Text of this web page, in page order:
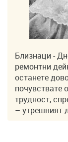
Близнаци -
ремонтни
останете
почувствате
трудност,
– утрешният